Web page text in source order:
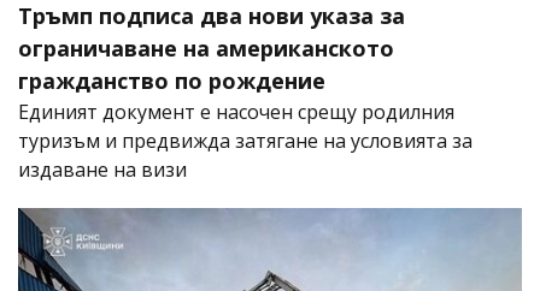
Тръмп подписа два нови указа за
ограничаване на американското
гражданство по рождение
Единият документ е насочен срещу родилния
туризъм и предвижда затягане на условията за
издаване на визи